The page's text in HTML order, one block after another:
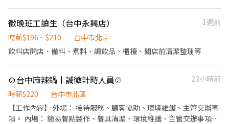
3. 協助產品包裝上架 3-4. 收銀結帳 3-5. 陳列商品、清潔維護 短期需
求，工作期間：即日起-9/24
徵晚班工讀生（台中永興店）
1週前
時薪$196 ~ $210
台中市北區
飲料店開店、備料、煮料、調飲品、櫃檯、關店前清潔整理等
🍲台中麻辣鍋┃誠徵計時人員🍲
23小時前
時薪$220
台中市北區
【工作內容】 外場： 接待服務、顧客協助、環境維護、主管交辦事
項。 內場： 簡易餐點製作、餐具清潔、環境維護、主管交辦事項。